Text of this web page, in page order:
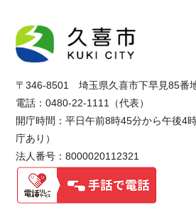
〒346-8501 埼玉県久喜市下早見85番
電話：0480-22-1111（代表）
開庁時間：平日午前8時45分から午後4
庁あり）
法人番号：8000020112321